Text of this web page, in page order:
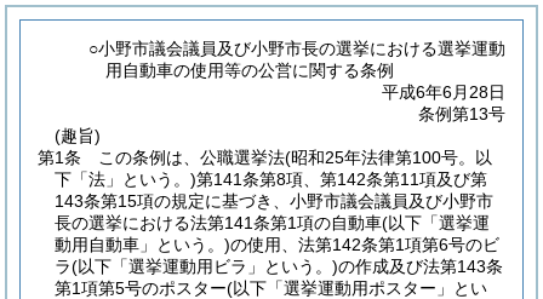
○小野市議会議員及び小野市長の選挙における選挙運動
用自動車の使用等の公営に関する条例
平成6年6月28日
条例第13号
(趣旨)
第1条
この条例は、公職選挙法(昭和25年法律第100号。以
下「法」という。)第141条第8項、第142条第11項及び第
143条第15項の規定に基づき、小野市議会議員及び小野市
長の選挙における法第141条第1項の自動車(以下「選挙運
動用自動車」という。)の使用、法第142条第1項第6号のビ
ラ(以下「選挙運動用ビラ」という。)の作成及び法第143条
第1項第5号のポスター(以下「選挙運動用ポスター」とい